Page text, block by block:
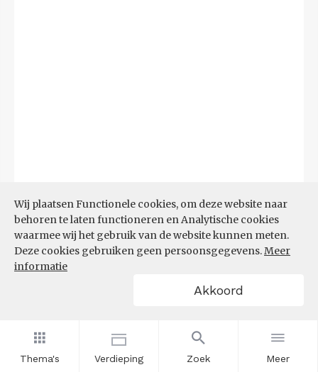
Thema's Verdieping Zoek Meer
Wij plaatsen Functionele cookies, om deze website naar
behoren te laten functioneren en Analytische cookies
waarmee wij het gebruik van de website kunnen meten.
Deze cookies gebruiken geen persoonsgegevens.Meer
informatie
Akkoord
DEMOGRAFISCHE DRUK
Filters